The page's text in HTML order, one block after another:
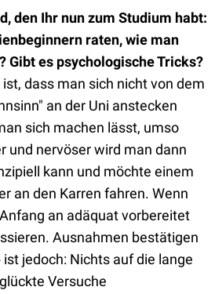
den Ihr nun zum Studium habt:
raten, wie man
Gibt es psychologische Tricks?
dass man sich nicht von dem
an der Uni anstecken
sich machen lässt, umso
und nervöser wird man dann
kann und möchte einem
an den Karren fahren. Wenn
an adäquat vorbereitet
Ausnahmen bestätigen
jedoch: Nichts auf die lange
Versuche